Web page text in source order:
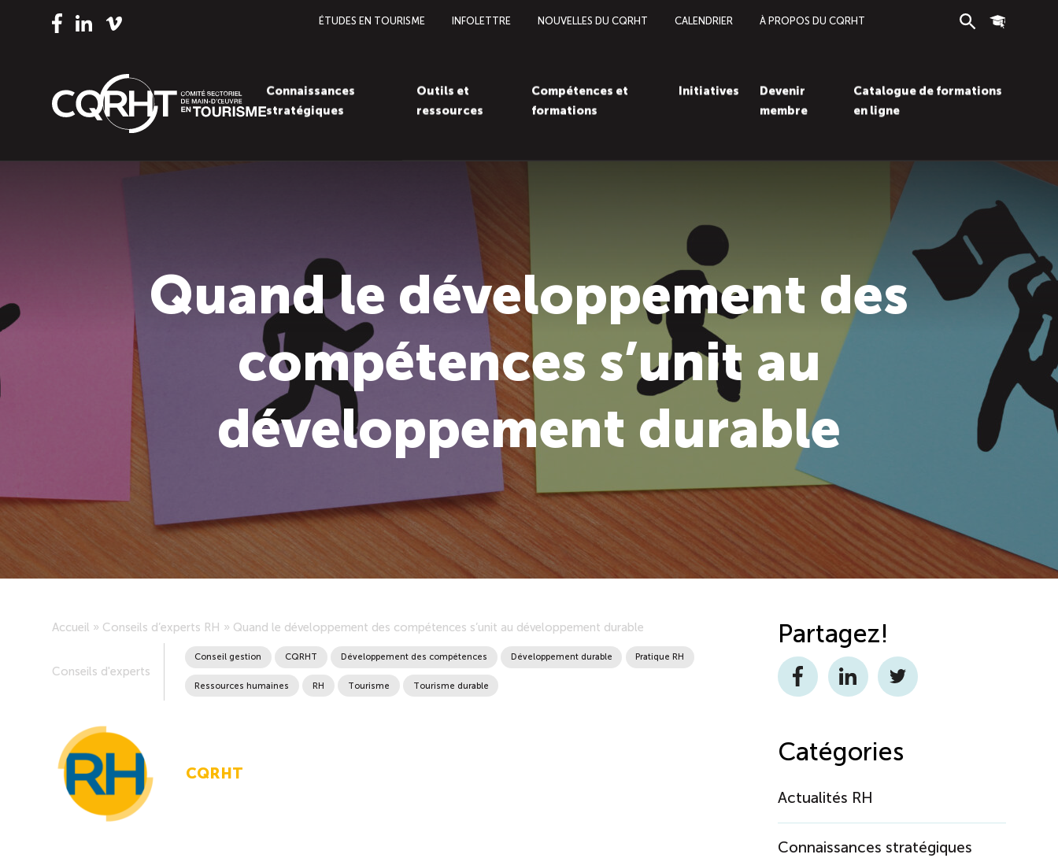
ÉTUDES EN TOURISME INFOLETTRE NOUVELLES DU CQRHT CALENDRIER À PROPOS DU CQRHT
Connaissances
stratégiques
Outils et
ressources
Compétences et
formations
Initiatives
Devenir
membre
Catalogue de formations
en ligne
Quand le développement des
compétences s’unit au
développement durable
Accueil » Conseils d’experts RH » Quand le développement des compétences s’unit au développement durable
Conseils d'experts
Conseil gestion CQRHT Développement des compétences Développement durable Pratique RH
Ressources humaines RH Tourisme Tourisme durable
CQRHT
Partagez!
FacebookLinkedInTwitter
Catégories
Actualités RH
Connaissances stratégiques